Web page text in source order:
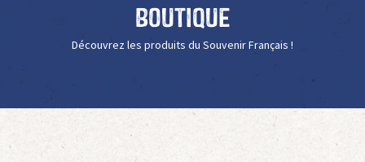
Boutique
Découvrez les produits du Souvenir Français !